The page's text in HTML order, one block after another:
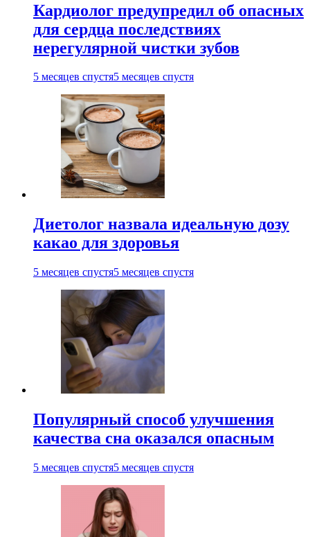
Кардиолог предупредил об опасных
для сердца последствиях
нерегулярной чистки зубов
5 месяцев спустя5 месяцев спустя
Диетолог назвала идеальную дозу
какао для здоровья
5 месяцев спустя5 месяцев спустя
Популярный способ улучшения
качества сна оказался опасным
5 месяцев спустя5 месяцев спустя